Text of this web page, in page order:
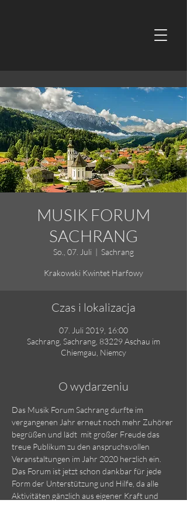
MUSIK FORUM
SACHRANG
So., 07. Juli
  |
Sachrang
Krakowski Kwintet Harfowy
Czas i lokalizacja
07. Juli 2019, 16:00
Sachrang, Sachrang, 83229 Aschau im
Chiemgau, Niemcy
O wydarzeniu
Das Musik Forum Sachrang durfte im
vergangenen Jahr erneut noch mehr Zuhörer
begrüßen und lädt  mit großer Freude das
treue Publikum zu den anspruchsvollen
Veranstaltungen im Jahr 2020 herzlich ein.
Das Forum ist jetzt schon dankbar für jede
Form der Unterstützung und Hilfe, da alle
Aktivitäten gänzlich aus eigener Kraft und